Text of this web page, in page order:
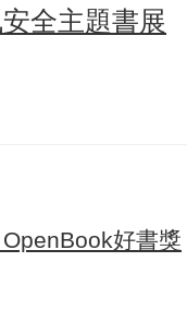
全主題書展
好書獎